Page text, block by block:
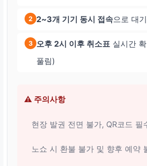
2 2~3개 기기 동시 접속으로 대
3 오후 2시 이후 취소표 실시간
풀림)
⚠️ 주의사항
현장 발권 전면 불가, QR코드 필
노쇼 시 환불 불가 및 향후 예약